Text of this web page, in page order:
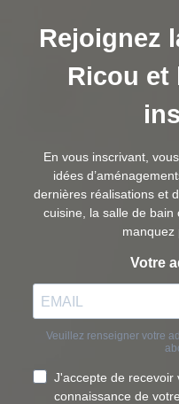
Rejoignez
Ricou et
En vous inscrivant,
idées
dernières réalisations et
cuisine, la salle de bain
manquez
Votre
Veuillez renseigner votre
J'accepte de recevoir
connaissance de